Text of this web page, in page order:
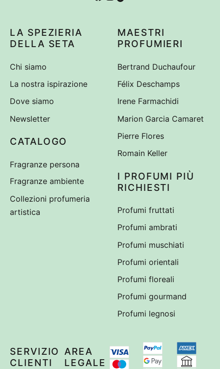
LA SPEZIERIA
DELLA SETA
Chi siamo
La nostra ispirazione
Dove siamo
Newsletter
CATALOGO
Fragranze persona
Fragranze ambiente
Collezioni profumeria
artistica
MAESTRI
PROFUMIERI
Bertrand Duchaufour
Félix Deschamps
Irene Farmachidi
Marion Garcia Camaret
Pierre Flores
Romain Keller
I PROFUMI PIÙ
RICHIESTI
Profumi fruttati
Profumi ambrati
Profumi muschiati
Profumi orientali
Profumi floreali
Profumi gourmand
Profumi legnosi
SERVIZIO
CLIENTI
AREA
LEGALE